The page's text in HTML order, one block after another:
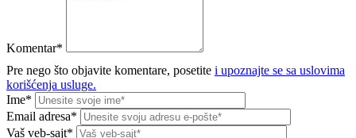
Komentar*
Pre nego što objavite komentare, posetite i upoznajte se sa uslovima
korišćenja usluge.
Ime*
Email adresa*
Vaš veb-sajt*